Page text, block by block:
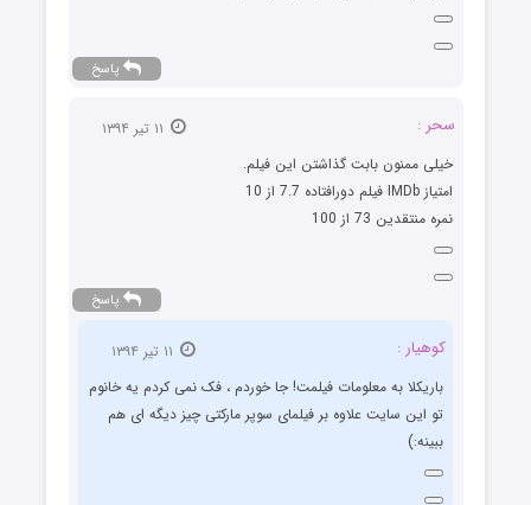
پاسخ
سحر :
خیلی ممنون بابت گذاشتن این فیلم.
امتیاز IMDb فیلم دورافتاده 7.7 از 10
نمره منتقدین 73 از 100
پاسخ
کوهیار :
باریکلا به معلومات فیلمت! جا خوردم ، فک نمی کردم یه خانوم
تو این سایت علاوه بر فیلمای سوپر مارکتی چیز دیگه ای هم
ببینه:)